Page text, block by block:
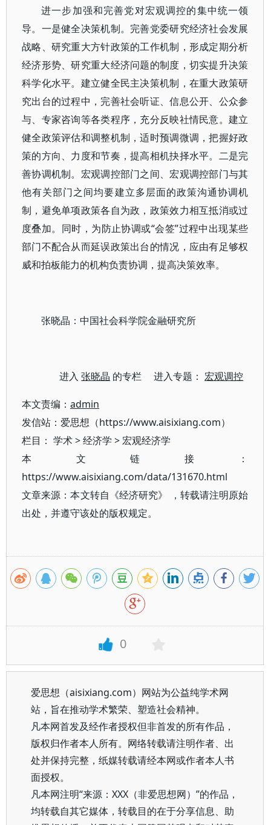
进一步加强和完善党对宏观调控的集中统一领
导。一是健全决策机制。完善党委研究经济社会发展
战略、研究重大方针政策的工作机制，形成定期分析
经济形势、研究重大经济问题的制度，切实提升决策
科学化水平。建立健全民主决策机制，在重大政策研
究出台的过程中，完善社会听证、信息公开、公众参
与、专家咨询等各类程序，充分反映社情民意。建立
健全政策评估和调整机制，适时预调微调，把握好政
策的方向、力度和节奏，提高相机抉择水平。二是完
善协调机制。宏观调控部门之间、宏观调控部门与其
他有关部门之间均要建立多层面的政策沟通协调机
制，避免单项政策各自为政，政策效力相互抵消或过
度叠加。同时，为防止协调或“会签”过程中出现某些
部门不配合从而延误政策出台的情况，应由有足够权
威和拍板能力的机构负责协调，提高决策效率。
张晓晶：中国社会科学院金融研究所
进入张晓晶 的专栏 进入专题：宏观调控
本文责编： admin
发信站：爱思想（https://www.aisixiang.com）
栏目： 学术>经济学 >宏观经济学
本文链接：
https://www.aisixiang.com/data/131670.html
文章来源：本文转自《经济研究》 ，转载请注明原始
出处，并遵守该处的版权规定。
0
爱思想（aisixiang.com）网站为公益纯学术网
站，旨在推动学术繁荣、塑造社会精神。
凡本网首发及经作者授权但非首发的所有作品，
版权归作者本人所有。网络转载请注明作者、出
处并保持完整，纸媒转载请经本网或作者本人书
面授权。
凡本网注明“来源：XXX（非爱思想网）”的作品，
均转载自其它媒体，转载目的在于分享信息、助